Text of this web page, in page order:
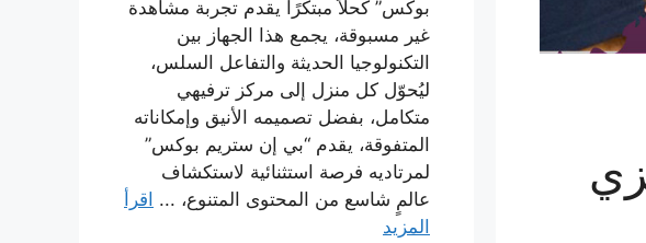
بوكس” كحلاً مبتكرًا يقدم تجربة مشاهدة
غير مسبوقة، يجمع هذا الجهاز بين
التكنولوجيا الحديثة والتفاعل السلس،
ليُحوّل كل منزل إلى مركز ترفيهي
متكامل، بفضل تصميمه الأنيق وإمكاناته
المتفوقة، يقدم “بي إن ستريم بوكس”
لمرتاديه فرصة استثنائية لاستكشاف
عالمٍ شاسع من المحتوى المتنوع، ... اقرأ
المزيد